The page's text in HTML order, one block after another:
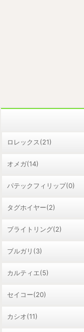
ロレックス(21)
オメガ(14)
パテックフィリップ(0)
タグホイヤー(2)
ブライトリング(2)
ブルガリ(3)
カルティエ(5)
セイコー(20)
カシオ(11)